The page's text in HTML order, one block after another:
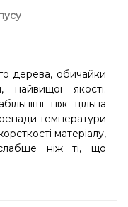
дерева, обичайки
якості.
ніж цільна
температури
матеріалу,
слабше ніж ті, що